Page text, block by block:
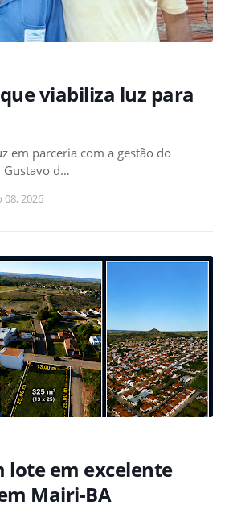
viabiliza luz para
em parceria com a gestão do
Gustavo d…
08, 2026
lote em excelente
Mairi-BA